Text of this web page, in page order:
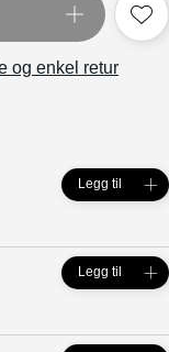
og enkel retur
Legg til
Legg til